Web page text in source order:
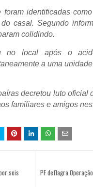
identificadas
casal. Segundo
colidindo.
no local após o
a uma
decretou luto oficial
familiares e amigos
PF deflagra
seis